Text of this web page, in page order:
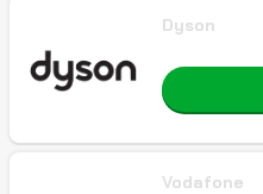
Dyson
Vodafone